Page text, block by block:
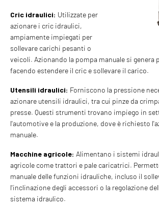
Cric idraulici: Utilizzate per
azionare i cric idraulici,
ampiamente impiegati per
sollevare carichi pesanti o
veicoli. Azionando la pompa manuale si genera
facendo estendere il cric e sollevare il carico.
Utensili idraulici: Forniscono la pressione
azionare utensili idraulici, tra cui pinze da
presse. Questi strumenti trovano impiego in
l'automotive e la produzione, dove è richiesto
manuale.
Macchine agricole: Alimentano i sistemi
agricole come trattori e pale caricatrici.
manuale delle funzioni idrauliche, incluso il
l'inclinazione degli accessori o la regolazione
sistema idraulico.